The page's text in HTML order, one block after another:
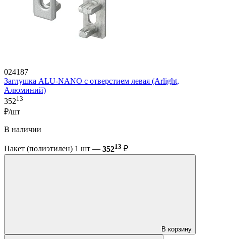
024187
Заглушка ALU-NANO с отверстием левая (Arlight,
Алюминий)
35213
₽/шт
В наличии
Пакет (полиэтилен) 1 шт — 35213 ₽
В корзину